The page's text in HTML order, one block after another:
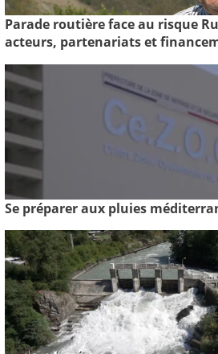
Parade routière face au risque
acteurs, partenariats et
Se préparer aux pluies